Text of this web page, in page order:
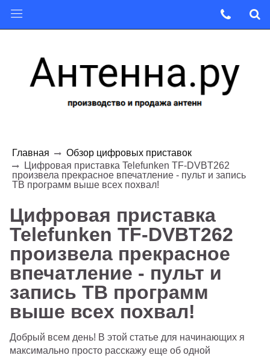
Главная
Обзор цифровых приставок
Цифровая приставка Telefunken TF-DVBT262
произвела прекрасное впечатление - пульт и запись
ТВ программ выше всех похвал!
Цифровая приставка
Telefunken TF-DVBT262
произвела прекрасное
впечатление - пульт и
запись ТВ программ
выше всех похвал!
Добрый всем день! В этой статье для начинающих я
максимально просто расскажу еще об одной